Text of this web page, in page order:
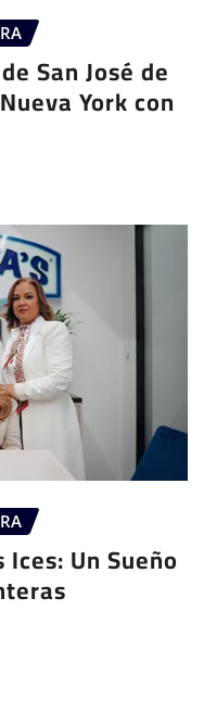
San José de
York con
Un Sueño